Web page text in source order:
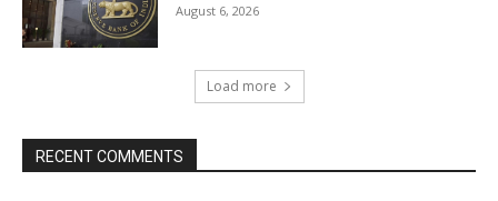
August 6, 2026
Load more
RECENT COMMENTS